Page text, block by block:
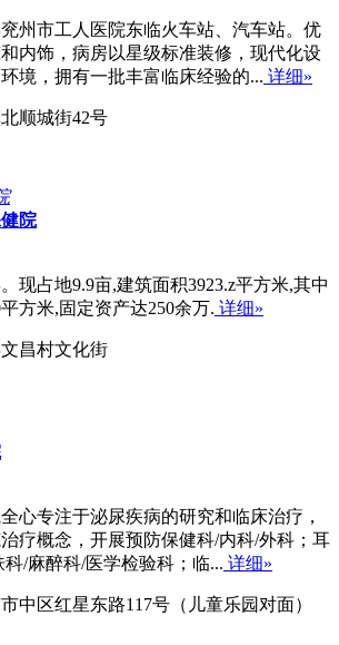
州市工人医院东临火车站、汽车站。优
内饰，病房以星级标准装修，现代化设
境，拥有一批丰富临床经验的... 详细»
顺城街42号
院
现占地9.9亩,建筑面积3923.z平方米,其中
方米,固定资产达250余万. 详细»
昌村文化街
心专注于泌尿疾病的研究和临床治疗，
疗概念，开展预防保健科/内科/外科；耳
/麻醉科/医学检验科；临... 详细»
中区红星东路117号（儿童乐园对面）